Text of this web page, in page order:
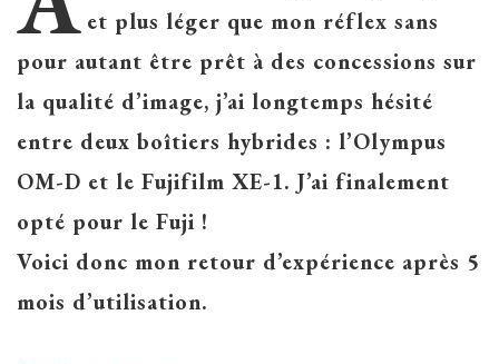
et plus léger que mon réflex sans
pour autant être prêt à des concessions sur
la qualité d’image, j’ai longtemps hésité
entre deux boîtiers hybrides : l’Olympus
OM-D et le Fujifilm XE-1. J’ai finalement
opté pour le Fuji !
Voici donc mon retour d’expérience après 5
mois d’utilisation.